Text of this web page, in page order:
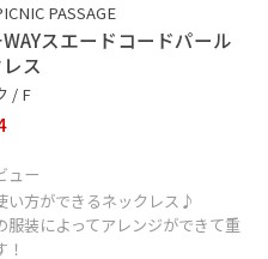
PASSAGE
スエードコードパール
ス
/ F
ュー
い方ができるネックレス♪
服装によってアレンジができて重
！